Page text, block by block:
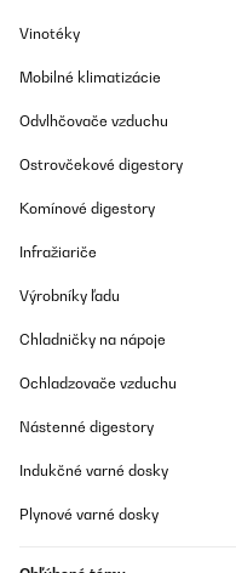
Vinotéky
Mobilné klimatizácie
Odvlhčovače vzduchu
Ostrovčekové digestory
Komínové digestory
Infražiariče
Výrobníky ľadu
Chladničky na nápoje
Ochladzovače vzduchu
Nástenné digestory
Indukčné varné dosky
Plynové varné dosky